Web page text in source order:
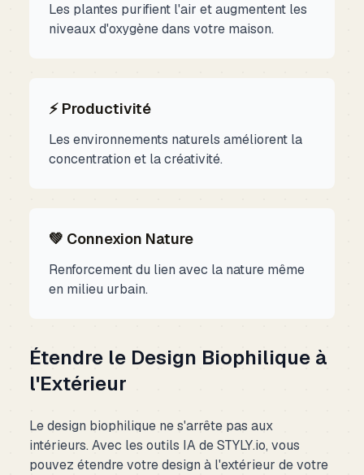
Les plantes purifient l'air et augmentent les
niveaux d'oxygène dans votre maison.
⚡ Productivité
Les environnements naturels améliorent la
concentration et la créativité.
💚 Connexion Nature
Renforcement du lien avec la nature même
en milieu urbain.
Étendre le Design Biophilique à
l'Extérieur
Le design biophilique ne s'arrête pas aux
intérieurs. Avec les outils IA de STYLY.io, vous
pouvez étendre votre design à l'extérieur de votre